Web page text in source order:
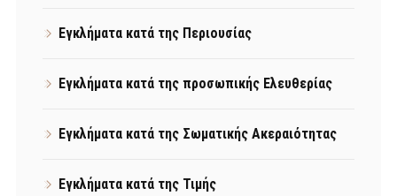
Εγκλήματα κατά της Περιουσίας
Εγκλήματα κατά της προσωπικής Ελευθερίας
Εγκλήματα κατά της Σωματικής Ακεραιότητας
Εγκλήματα κατά της Τιμής